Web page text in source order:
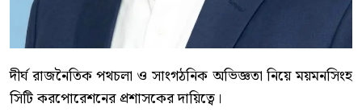
দীর্ঘ রাজনৈতিক পথচলা ও সাংগঠনিক অভিজ্ঞতা নিয়ে ময়মনসিংহ
সিটি করপোরেশনের প্রশাসকের দায়িত্বে।